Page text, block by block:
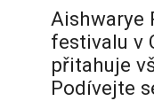
Aishwarye
festivalu v
přitahuje
Podívejte